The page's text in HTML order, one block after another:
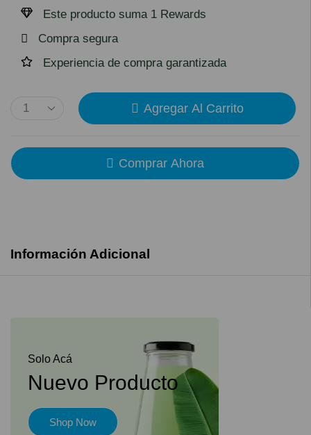
Este producto suma 1 Rewards
Compra segura
Experiencia de compra garantizada
Agregar Al Carrito
Comprar Ahora
Información Adicional
Solo Acá
Nuevo Producto
Shop Now